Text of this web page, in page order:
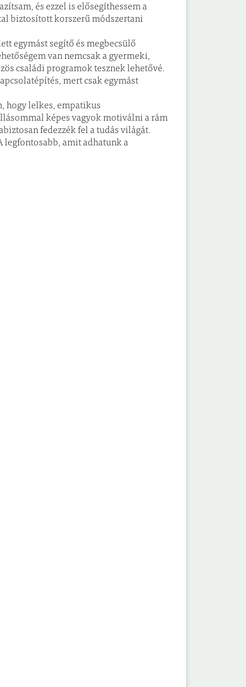
és ezzel is elősegíthessem a
biztosított korszerű módszertani
egymást segítő és megbecsülő
van nemcsak a gyermeki,
családi programok tesznek lehetővé.
mert csak egymást
hogy lelkes, empatikus
képes vagyok motiválni a rám
fedezzék fel a tudás világát.
legfontosabb, amit adhatunk a